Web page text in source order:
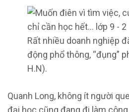
Rất nhiều doanh nghiệp
động phổ thông, “đụng”
H.N).
Quanh Long, không ít người
đại học cũng đang đi làm